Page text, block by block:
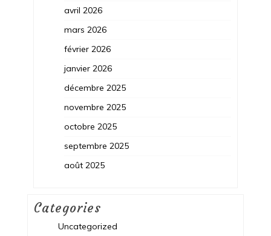
avril 2026
mars 2026
février 2026
janvier 2026
décembre 2025
novembre 2025
octobre 2025
septembre 2025
août 2025
Categories
Uncategorized